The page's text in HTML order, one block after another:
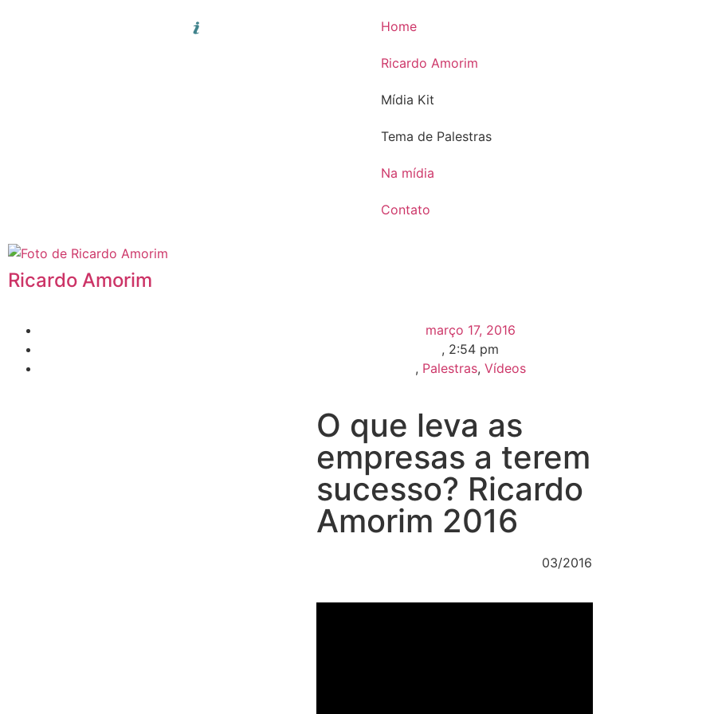
Home
Ricardo Amorim
Mídia Kit
Tema de Palestras
Na mídia
Contato
Ricardo Amorim
março 17, 2016
, 2:54 pm
, Palestras, Vídeos
O que leva as
empresas a terem
sucesso? Ricardo
Amorim 2016
03/2016